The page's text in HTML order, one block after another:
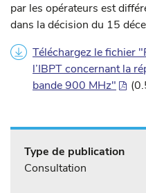
par les opérateurs est
dans la décision du 15
Téléchargez le fichier
l’IBPT concernant la
bande 900 MHz"
Type de publication
Consultation